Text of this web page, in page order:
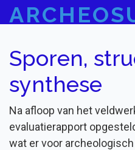
Sporen,
synthese
Na afloop van het
evaluatierapport
wat er voor